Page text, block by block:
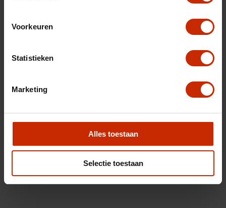
Voorkeuren
Statistieken
Marketing
Alles toestaan
Selectie toestaan